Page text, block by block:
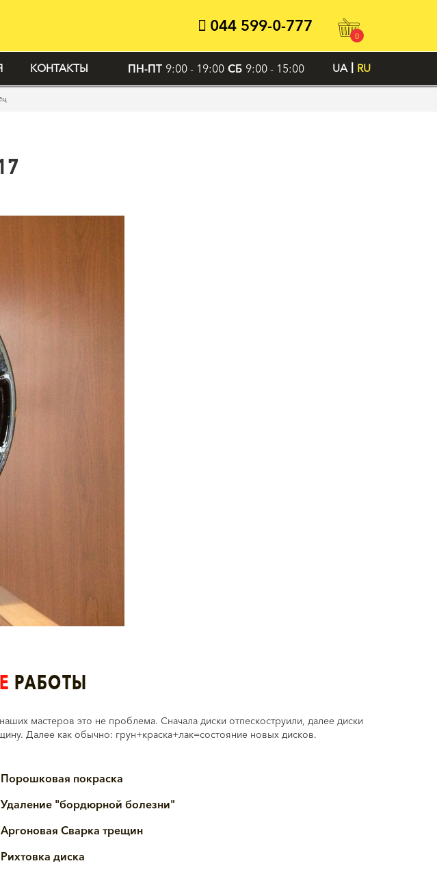
044 599-0-777
0
КОНТАКТЫ ПН-ПТ 9:00 - 19:00 СБ 9:00 - 15:00 RU
UA
РАБОТЫ
мастеров это не проблема. Сначала диски отпескоструили, далее диски
Далее как обычно: грун+краска+лак=состояние новых дисков.
Порошковая покраска
Удаление "бордюрной болезни"
Аргоновая Сварка трещин
Рихтовка диска